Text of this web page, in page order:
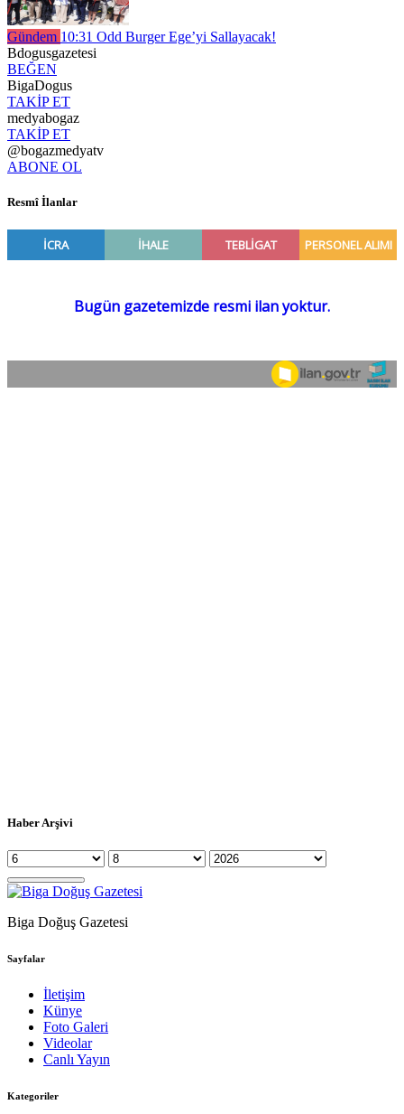
Gündem 10:31 Odd Burger Ege’yi Sallayacak!
Bdogusgazetesi
BEĞEN
BigaDogus
TAKİP ET
medyabogaz
TAKİP ET
@bogazmedyatv
ABONE OL
Resmî İlanlar
Haber Arşivi
Biga Doğuş Gazetesi
Sayfalar
İletişim
Künye
Foto Galeri
Videolar
Canlı Yayın
Kategoriler